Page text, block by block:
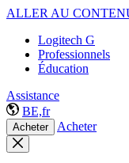
ALLER AU
Logitech G
Professionnels
Éducation
Assistance
BE,fr
Acheter Acheter